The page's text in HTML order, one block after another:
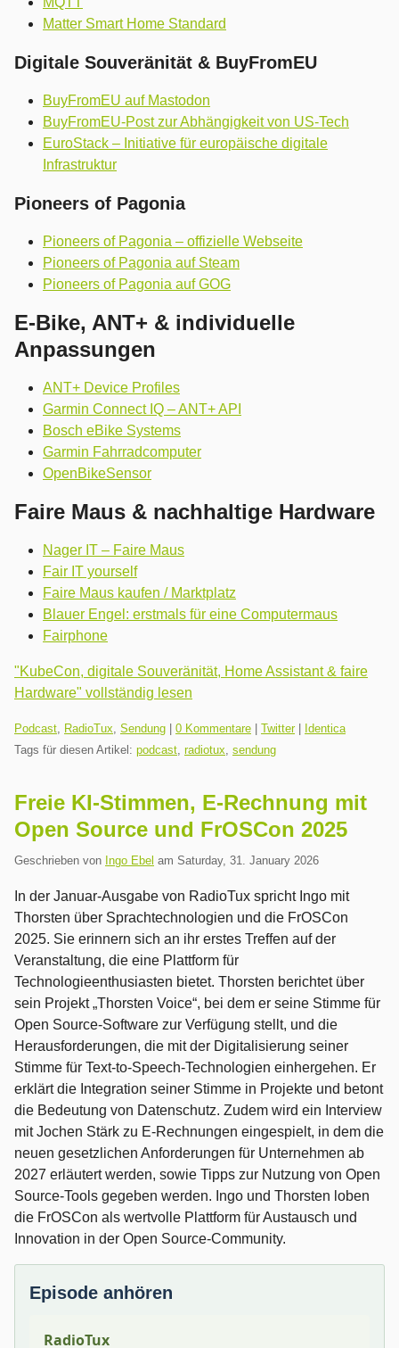
Matter Smart Home Standard
Digitale Souveränität & BuyFromEU
BuyFromEU auf Mastodon
BuyFromEU-Post zur Abhängigkeit von US-Tech
EuroStack – Initiative für europäische digitale
Infrastruktur
Pioneers of Pagonia
Pioneers of Pagonia – offizielle Webseite
Pioneers of Pagonia auf Steam
Pioneers of Pagonia auf GOG
E-Bike, ANT+ & individuelle
Anpassungen
ANT+ Device Profiles
Garmin Connect IQ – ANT+ API
Bosch eBike Systems
Garmin Fahrradcomputer
OpenBikeSensor
Faire Maus & nachhaltige Hardware
Nager IT – Faire Maus
Fair IT yourself
Faire Maus kaufen / Marktplatz
Blauer Engel: erstmals für eine Computermaus
Fairphone
"KubeCon, digitale Souveränität, Home Assistant & faire
Hardware" vollständig lesen
Kategorien:
Podcast RadioTux Sendung | 0 Kommentare | Twitter| Identica
Tags für diesen Artikel: podcast radiotux sendung
Freie KI-Stimmen, E-Rechnung mit
Open Source und FrOSCon 2025
Geschrieben von Ingo Ebel am Saturday, 31. January 2026
In der Januar-Ausgabe von RadioTux spricht Ingo mit
Thorsten über Sprachtechnologien und die FrOSCon
2025. Sie erinnern sich an ihr erstes Treffen auf der
Veranstaltung, die eine Plattform für
Technologieenthusiasten bietet. Thorsten berichtet über
sein Projekt „Thorsten Voice“, bei dem er seine Stimme für
Open Source-Software zur Verfügung stellt, und die
Herausforderungen, die mit der Digitalisierung seiner
Stimme für Text-to-Speech-Technologien einhergehen. Er
erklärt die Integration seiner Stimme in Projekte und betont
die Bedeutung von Datenschutz. Zudem wird ein Interview
mit Jochen Stärk zu E-Rechnungen eingespielt, in dem die
neuen gesetzlichen Anforderungen für Unternehmen ab
2027 erläutert werden, sowie Tipps zur Nutzung von Open
Source-Tools gegeben werden. Ingo und Thorsten loben
die FrOSCon als wertvolle Plattform für Austausch und
Innovation in der Open Source-Community.
Episode anhören